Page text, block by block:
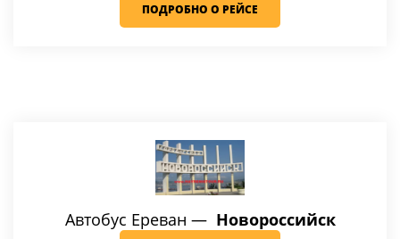
ПОДРОБНО О РЕЙСЕ
Автобус Ереван — Новороссийск